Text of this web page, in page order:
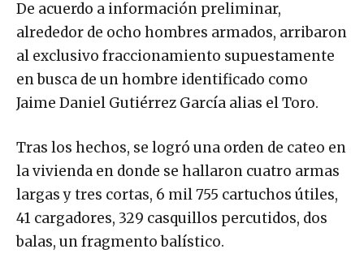
De acuerdo a información preliminar,
alrededor de ocho hombres armados, arribaron
al exclusivo fraccionamiento supuestamente
en busca de un hombre identificado como
Jaime Daniel Gutiérrez García alias el Toro.
Tras los hechos, se logró una orden de cateo en
la vivienda en donde se hallaron cuatro armas
largas y tres cortas, 6 mil 755 cartuchos útiles,
41 cargadores, 329 casquillos percutidos, dos
balas, un fragmento balístico.